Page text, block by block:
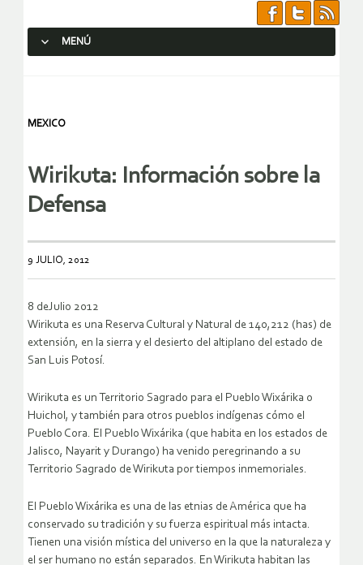
MENÚ
MEXICO
Wirikuta: Información sobre la
Defensa
9 JULIO, 2012
8 deJulio 2012
Wirikuta es una Reserva Cultural y Natural de 140,212 (has) de
extensión, en la sierra y el desierto del altiplano del estado de
San Luis Potosí.
Wirikuta es un Territorio Sagrado para el Pueblo Wixárika o
Huichol, y también para otros pueblos indígenas cómo el
Pueblo Cora. El Pueblo Wixárika (que habita en los estados de
Jalisco, Nayarit y Durango) ha venido peregrinando a su
Territorio Sagrado de Wirikuta por tiempos inmemoriales.
El Pueblo Wixárika es una de las etnias de América que ha
conservado su tradición y su fuerza espiritual más intacta.
Tienen una visión mística del universo en la que la naturaleza y
el ser humano no están separados. En Wirikuta habitan las